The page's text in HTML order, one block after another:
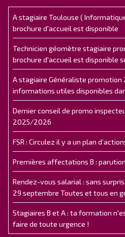
A stagiaire Toulouse (
brochure d'accueil est disponible
Technicien géomètre stagiaire
brochure d'accueil est disponible
A stagiaire Généraliste
informations utiles disponibles
Dernier conseil de promo
2025/2026
FSR : Circulez il y a un plan
Premières affectations B :
Rendez-vous salarial : sans
29 septembre Toutes et tous en
Stagiaires B et A : ta formation
faire de toute urgence !